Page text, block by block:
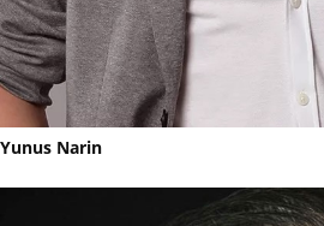
Yunus Narin